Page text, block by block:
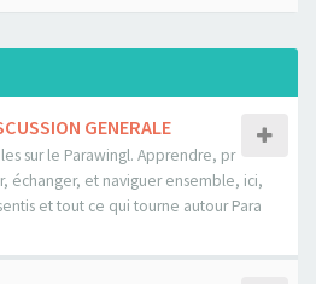
GENERALE
sur le Parawingl. Apprendre, pr
échanger, et naviguer ensemble, ici,
et tout ce qui tourne autour Para